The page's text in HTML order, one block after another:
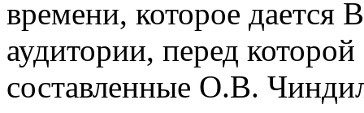
времени, которое дается
аудитории, перед
составленные О.В.